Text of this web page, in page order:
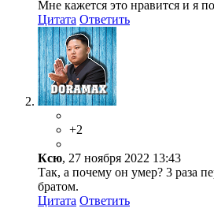
Мне кажется это нравится и я
Цитата Ответить
+2
Ксю, 27 ноября 2022 13:43
Так, а почему он умер? 3 раза
братом.
Цитата Ответить